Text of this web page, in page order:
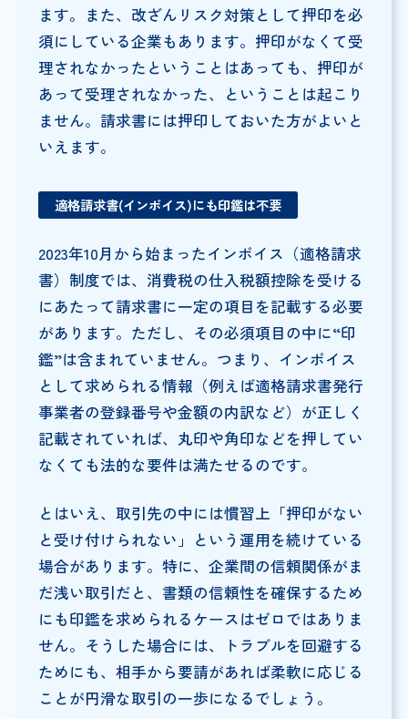
ます。また、改ざんリスク対策として押印を必
須にしている企業もあります。押印がなくて受
理されなかったということはあっても、押印が
あって受理されなかった、ということは起こり
ません。請求書には押印しておいた方がよいと
いえます。
適格請求書(インボイス)にも印鑑は不要
2023年10月から始まったインボイス（適格請求
書）制度では、消費税の仕入税額控除を受ける
にあたって請求書に一定の項目を記載する必要
があります。ただし、その必須項目の中に“印
鑑”は含まれていません。つまり、インボイス
として求められる情報（例えば適格請求書発行
事業者の登録番号や金額の内訳など）が正しく
記載されていれば、丸印や角印などを押してい
なくても法的な要件は満たせるのです。
とはいえ、取引先の中には慣習上「押印がない
と受け付けられない」という運用を続けている
場合があります。特に、企業間の信頼関係がま
だ浅い取引だと、書類の信頼性を確保するため
にも印鑑を求められるケースはゼロではありま
せん。そうした場合には、トラブルを回避する
ためにも、相手から要請があれば柔軟に応じる
ことが円滑な取引の一歩になるでしょう。